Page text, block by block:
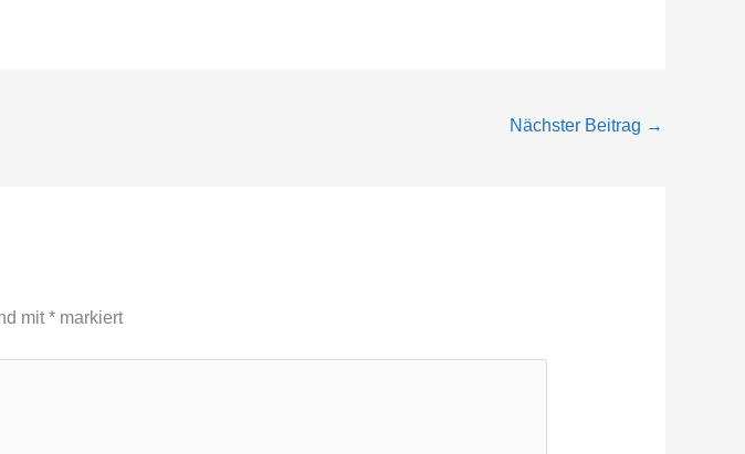
Nächster Beitrag →
mit*markiert